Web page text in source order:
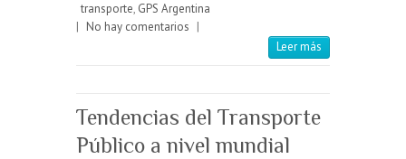
transporte, GPS Argentina
| No hay comentarios |
Leer más
Tendencias del Transporte
Público a nivel mundial